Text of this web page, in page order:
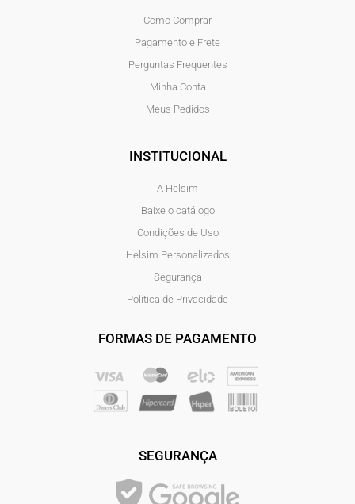
Como Comprar
Pagamento e Frete
Perguntas Frequentes
Minha Conta
Meus Pedidos
INSTITUCIONAL
A Helsim
Baixe o catálogo
Condições de Uso
Helsim Personalizados
Segurança
Política de Privacidade
FORMAS DE PAGAMENTO
SEGURANÇA